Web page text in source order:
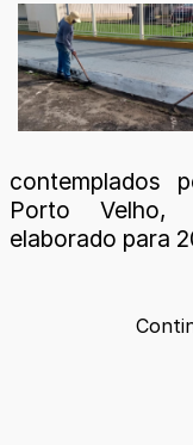
contemplados
Porto Velho,
elaborado para